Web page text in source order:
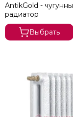
AntikGold -
радиатор
Выбрать